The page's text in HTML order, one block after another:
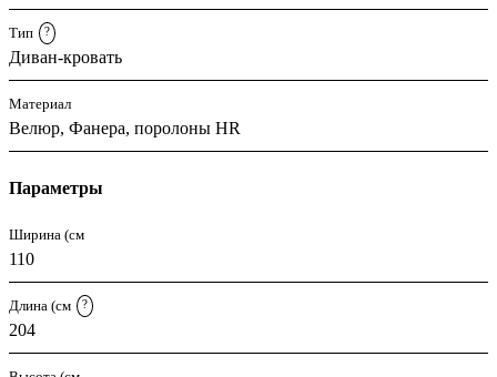
Тип ?
Диван-кровать
Материал
Велюр, Фанера, поролоны HR
Параметры
Ширина (см
110
Длина (см ?
204